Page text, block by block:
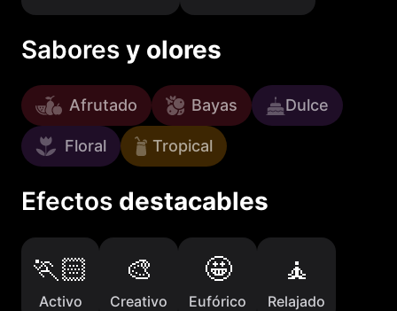
Sabores y olores
Afrutado Bayas Dulce
Floral Tropical
Efectos destacables
Activo Creativo Eufórico Relajado